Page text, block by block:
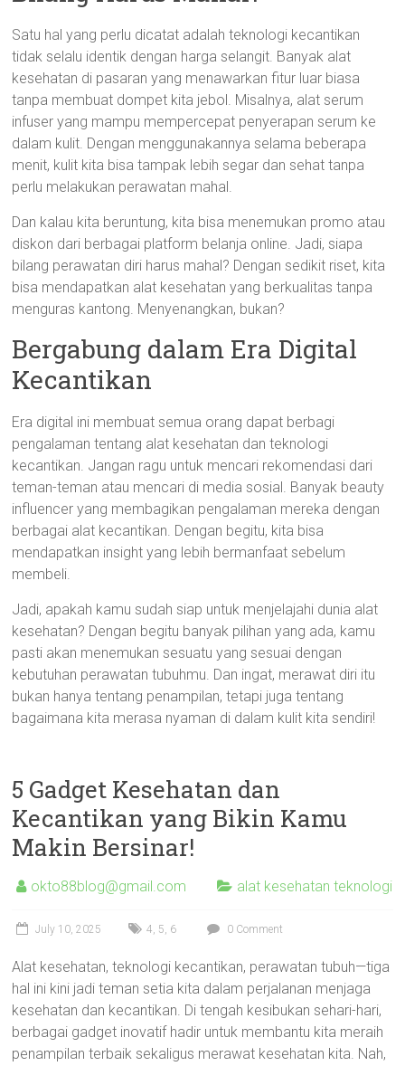
Satu hal yang perlu dicatat adalah teknologi kecantikan
tidak selalu identik dengan harga selangit. Banyak alat
kesehatan di pasaran yang menawarkan fitur luar biasa
tanpa membuat dompet kita jebol. Misalnya, alat serum
infuser yang mampu mempercepat penyerapan serum ke
dalam kulit. Dengan menggunakannya selama beberapa
menit, kulit kita bisa tampak lebih segar dan sehat tanpa
perlu melakukan perawatan mahal.
Dan kalau kita beruntung, kita bisa menemukan promo atau
diskon dari berbagai platform belanja online. Jadi, siapa
bilang perawatan diri harus mahal? Dengan sedikit riset, kita
bisa mendapatkan alat kesehatan yang berkualitas tanpa
menguras kantong. Menyenangkan, bukan?
Bergabung dalam Era Digital
Kecantikan
Era digital ini membuat semua orang dapat berbagi
pengalaman tentang alat kesehatan dan teknologi
kecantikan. Jangan ragu untuk mencari rekomendasi dari
teman-teman atau mencari di media sosial. Banyak beauty
influencer yang membagikan pengalaman mereka dengan
berbagai alat kecantikan. Dengan begitu, kita bisa
mendapatkan insight yang lebih bermanfaat sebelum
membeli.
Jadi, apakah kamu sudah siap untuk menjelajahi dunia alat
kesehatan? Dengan begitu banyak pilihan yang ada, kamu
pasti akan menemukan sesuatu yang sesuai dengan
kebutuhan perawatan tubuhmu. Dan ingat, merawat diri itu
bukan hanya tentang penampilan, tetapi juga tentang
bagaimana kita merasa nyaman di dalam kulit kita sendiri!
5 Gadget Kesehatan dan
Kecantikan yang Bikin Kamu
Makin Bersinar!
okto88blog@gmail.com alat kesehatan teknologi
July 10, 2025 4, 5, 6 0 Comment
Alat kesehatan, teknologi kecantikan, perawatan tubuh—tiga
hal ini kini jadi teman setia kita dalam perjalanan menjaga
kesehatan dan kecantikan. Di tengah kesibukan sehari-hari,
berbagai gadget inovatif hadir untuk membantu kita meraih
penampilan terbaik sekaligus merawat kesehatan kita. Nah,